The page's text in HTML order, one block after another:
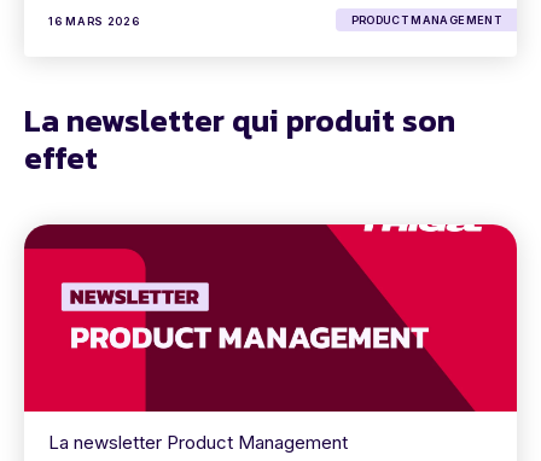
16 MARS 2026 PRODUCT MANAGEMENT
La newsletter qui produit son
effet
La newsletter Product Management